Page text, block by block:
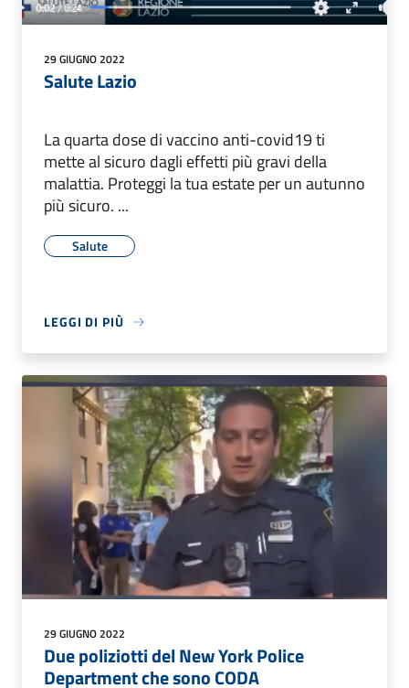
29 GIUGNO 2022
Salute Lazio
La quarta dose di vaccino anti-covid19 ti
mette al sicuro dagli effetti più gravi della
malattia. Proteggi la tua estate per un autunno
più sicuro. ...
Salute
LEGGI DI PIÙ
29 GIUGNO 2022
Due poliziotti del New York Police
Department che sono CODA